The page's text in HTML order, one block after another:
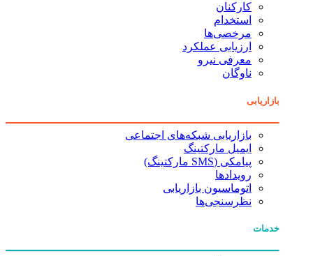
کارکنان
استخدام
مرخصی‌ها
ارزیابی عملکرد
معرفی نیرو
ناوگان
بازاریابی
بازاریابی شبکه‌های اجتماعی
ایمیل مارکتینگ
پیامکی (SMS مارکتینگ)
رویدادها
اتوماسیون بازاریابی
نظرسنجی‌ها
خدمات